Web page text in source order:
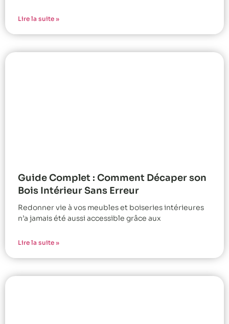
Lire la suite »
Guide Complet : Comment Décaper son
Bois Intérieur Sans Erreur
Redonner vie à vos meubles et boiseries intérieures
n’a jamais été aussi accessible grâce aux
Lire la suite »